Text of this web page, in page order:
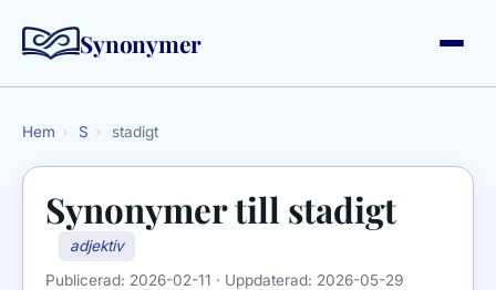
Synonymer
Hem › S › stadigt
Synonymer till stadigt
adjektiv
Publicerad: 2026-02-11 · Uppdaterad: 2026-05-29